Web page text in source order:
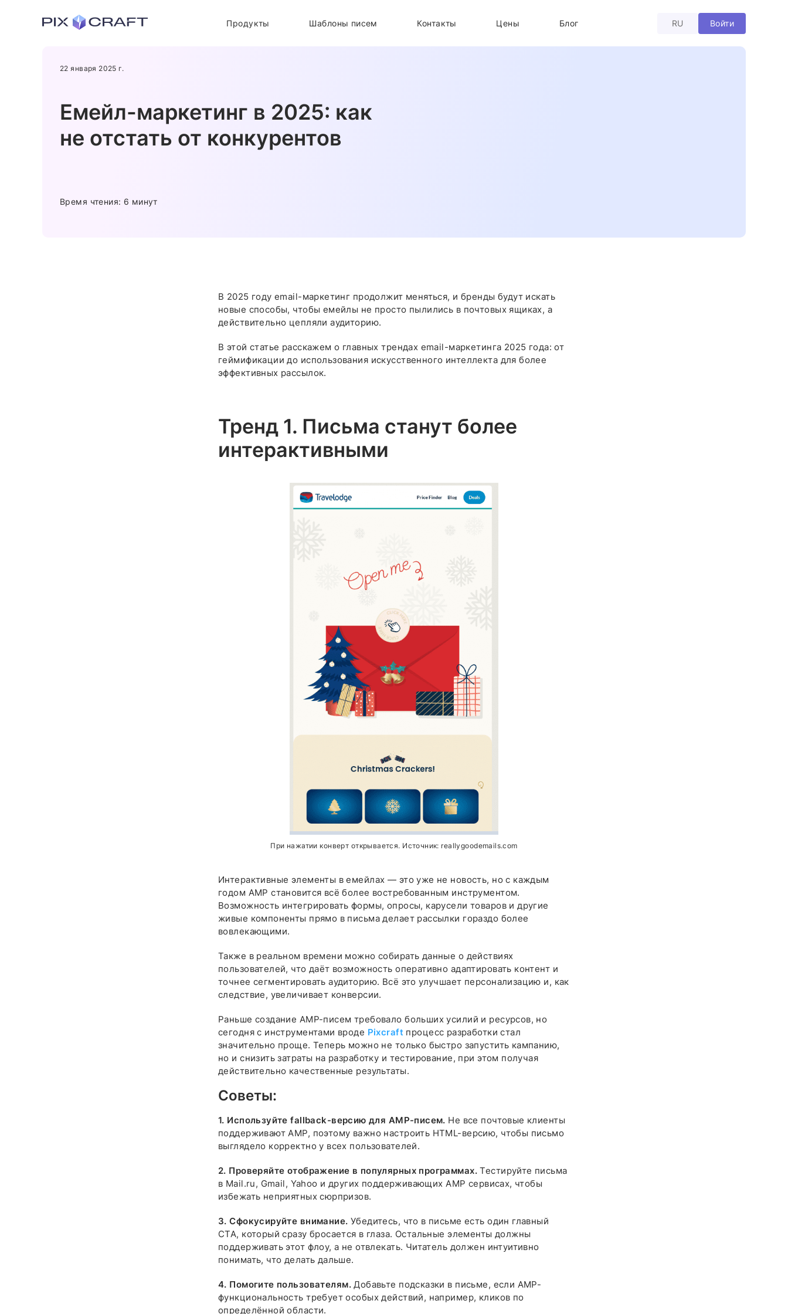
Продукты Шаблоны писем Контакты Цены Блог RU Войти
22 января 2025 г.
Емейл-маркетинг в 2025: как
не отстать от конкурентов
Время чтения: 6 минут
В 2025 году email-маркетинг продолжит меняться, и бренды будут искать
новые способы, чтобы емейлы не просто пылились в почтовых ящиках, а
действительно цепляли аудиторию.
В этой статье расскажем о главных трендах email-маркетинга 2025 года: от
геймификации до использования искусственного интеллекта для более
эффективных рассылок.
Тренд 1. Письма станут более
интерактивными
При нажатии конверт открывается. Источник: reallygoodemails.com
Интерактивные элементы в емейлах — это уже не новость, но с каждым
годом AMP становится всё более востребованным инструментом.
Возможность интегрировать формы, опросы, карусели товаров и другие
живые компоненты прямо в письма делает рассылки гораздо более
вовлекающими.
Также в реальном времени можно собирать данные о действиях
пользователей, что даёт возможность оперативно адаптировать контент и
точнее сегментировать аудиторию. Всё это улучшает персонализацию и, как
следствие, увеличивает конверсии.
Раньше создание AMP-писем требовало больших усилий и ресурсов, но
сегодня с инструментами вроде Pixcraftпроцесс разработки стал
значительно проще. Теперь можно не только быстро запустить кампанию,
но и снизить затраты на разработку и тестирование, при этом получая
действительно качественные результаты.
Советы:
1. Используйте fallback-версию для AMP-писем. Не все почтовые клиенты
поддерживают AMP, поэтому важно настроить HTML-версию, чтобы письмо
выглядело корректно у всех пользователей.
2. Проверяйте отображение в популярных программах. Тестируйте письма
в Mail.ru, Gmail, Yahoo и других поддерживающих AMP сервисах, чтобы
избежать неприятных сюрпризов.
3. Сфокусируйте внимание. Убедитесь, что в письме есть один главный
CTA, который сразу бросается в глаза. Остальные элементы должны
поддерживать этот флоу, а не отвлекать. Читатель должен интуитивно
понимать, что делать дальше.
4. Помогите пользователям.Добавьте подсказки в письме, если AMP-
функциональность требует особых действий, например, кликов по
определённой области.